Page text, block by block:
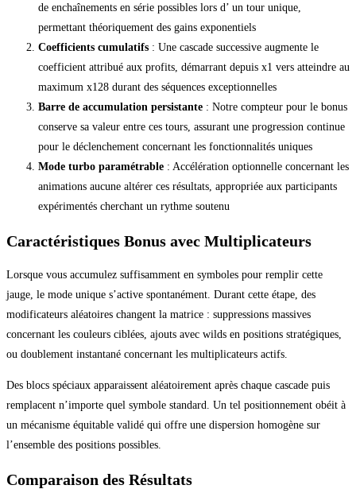
de enchaînements en série possibles lors d’ un tour unique,
permettant théoriquement des gains exponentiels
Coefficients cumulatifs : Une cascade successive augmente le
coefficient attribué aux profits, démarrant depuis x1 vers atteindre au
maximum x128 durant des séquences exceptionnelles
Barre de accumulation persistante : Notre compteur pour le bonus
conserve sa valeur entre ces tours, assurant une progression continue
pour le déclenchement concernant les fonctionnalités uniques
Mode turbo paramétrable : Accélération optionnelle concernant les
animations aucune altérer ces résultats, appropriée aux participants
expérimentés cherchant un rythme soutenu
Caractéristiques Bonus avec Multiplicateurs
Lorsque vous accumulez suffisamment en symboles pour remplir cette
jauge, le mode unique s’active spontanément. Durant cette étape, des
modificateurs aléatoires changent la matrice : suppressions massives
concernant les couleurs ciblées, ajouts avec wilds en positions stratégiques,
ou doublement instantané concernant les multiplicateurs actifs.
Des blocs spéciaux apparaissent aléatoirement après chaque cascade puis
remplacent n’importe quel symbole standard. Un tel positionnement obéit à
un mécanisme équitable validé qui offre une dispersion homogène sur
l’ensemble des positions possibles.
Comparaison des Résultats